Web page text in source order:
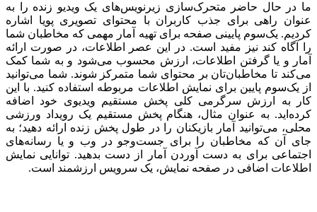
ما در حال حاضر متحرک‌سازی زیرنویس‌های یک ویدیو زنده را به
عنوان راهی برای جذب کاربران با محتوای تصویری پویا اشاره
کردیم. یک‌سوم پایینی صفحه برای تهیه آمار مهمی که مخاطبان شما
را آگاه کند نیز مفید است. در این عصر اطلاعات، در صورت ارائه
آمار و یا گرفتن اطلاعات، ارزش محسوب می‌شود و به شما کمک
می‌کند تا مخاطبان‌تان بر محتوای شما متمرکز شوند. شما می‌توانید
از یک‌سوم پایین برای نمایش اطلاعات مربوطه استفاده کنید. با این
کار به ارزش سرگرمی کلی پخش مستقیم ویدیوی خود اضافه
کرده‌‌اید. به عنوان مثال، هنگام پخش مستقیم یک رویداد ورزشی
محلی، می‌توانید آمار بازیکنان را در طول پخش زنده ارائه دهید؛ به
جای آن که مخاطبان را برای جست‌وجو در وب و یا رسانه‌های
اجتماعی برای به دست آوردن آمار از دست بدهید. توانایی نمایش
اطلاعات اضافی در صفحه نمایش، یک سرویس ارزشمند است.